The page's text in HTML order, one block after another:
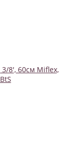
8', 60см Miflex,